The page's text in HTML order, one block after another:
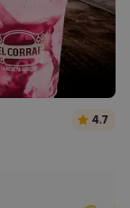
4.7